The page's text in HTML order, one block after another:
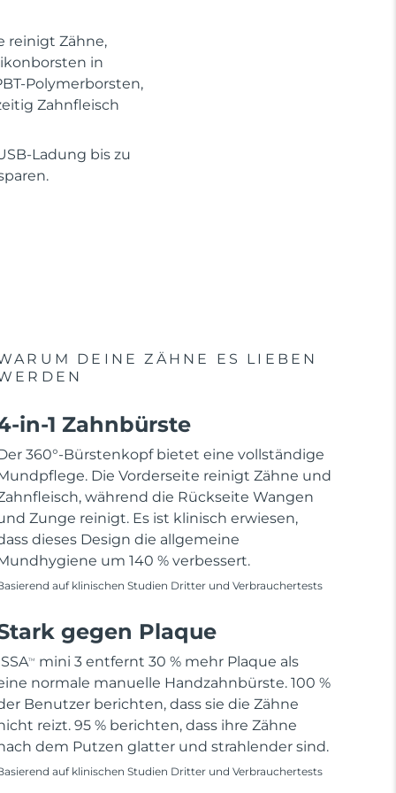
reinigt Zähne,
in
Polymerborsten,
Zahnfleisch
Ladung bis zu
DEINE ZÄHNE ES LIEBEN
in-1 Zahnbürste
360°-Bürstenkopf bietet eine vollständige
Die Vorderseite reinigt Zähne und
während die Rückseite Wangen
Zunge reinigt. Es ist klinisch erwiesen,
dieses Design die allgemeine
um 140 % verbessert.
auf klinischen Studien Dritter und Verbrauchertests
gegen Plaque
TM
mini 3 entfernt 30 % mehr Plaque als
normale manuelle Handzahnbürste. 100 %
Benutzer berichten, dass sie die Zähne
reizt. 95 % berichten, dass ihre Zähne
dem Putzen glatter und strahlender sind.
auf klinischen Studien Dritter und Verbrauchertests